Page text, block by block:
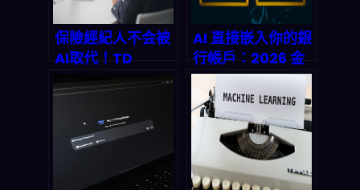
保險經紀人不会被
AI取代！TD
Cowen 2026報
告揭露AI
augmentation
戰略與市場
millefeuille 機會
AI 直接嵌入你的銀
行帳戶：2026 金
融科技最深層的侵
入式革命與隱私危
機全解析